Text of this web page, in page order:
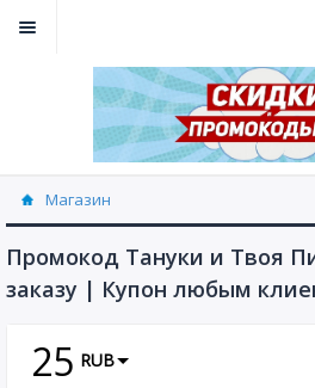
Магазин
Промокод Тануки и Твоя
заказу | Купон любым
25 RUB